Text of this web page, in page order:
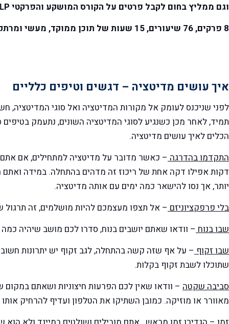
וגם ממליץ בחום לקבל פרטים על הקורס המושקע והפרקטי NLP ל
8 פרקים, 76 שיעורים, 15 שעות של תוכן ממוקד, מעשי ומרתק שייקח אתכם לרמה הבאה בכל תחומי החיים.
איך עושים מדיטציה – דגשים וטיפים כלליים
לפני שניכנס לעומק אל מקורות המדיטציה ואל סוגי המדיטציה,
תמיד, לאחר מכן כשנגיע לסוגי המדיטציה השונים, נתעמק
הכלים לאיך עושים מדיטציה.
התקדמו בהדרגה– כאשר מדובר על מדיטציה למתחילים, אם
דקות אפילו דקה אחת של ריכוז זה מדהים בהתחלה. במידה ואתם
יותר, אך נסו להישאר כמה ימים עם אותה מדיטציה.
בלי פרפקציוניזם– אל תצפו מעצמכם להיות מושלמים, זה תרגול
שבו בנוח– וודאו שאתם יושבים בנוח, סדרו לכם מושב שיהיה
שבו זקוף– על אף שזה קשה בהתחלה, לגב זקוף יש יתרונות
שתוכלו לשבת זקוף בקלות.
סביבה שקטה – וודאו שאין לכם הפרעות חיצוניות ושאתם
מאוורר או מוזיקה. כמובן השתיקו את הטלפון ועדיף להרחיק